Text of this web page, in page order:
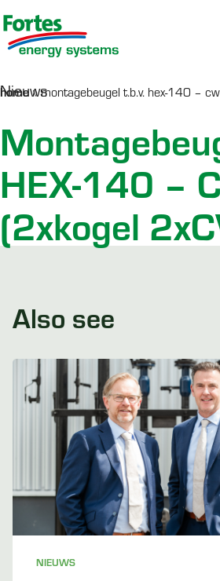
home»montagebeugel t.b.v. hex-140 –
Nieuws
HEX-140 –
(2xkogel
Also see
NIEUWS